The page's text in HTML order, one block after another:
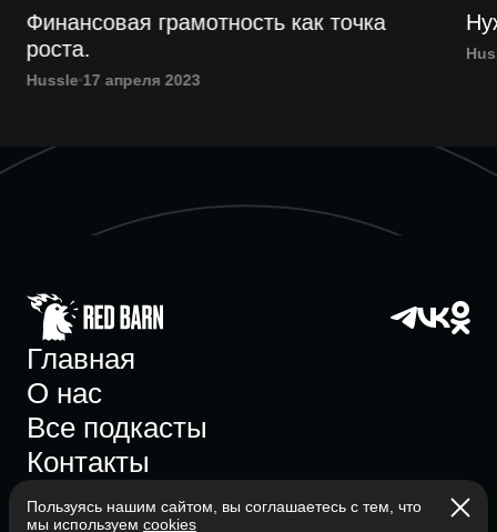
Финансовая грамотность как точка
роста.
Hussle 17 апреля 2023
Главная
О нас
Все подкасты
Контакты
Пользуясь нашим сайтом, вы соглашаетесь с тем, что
мы используем cookies